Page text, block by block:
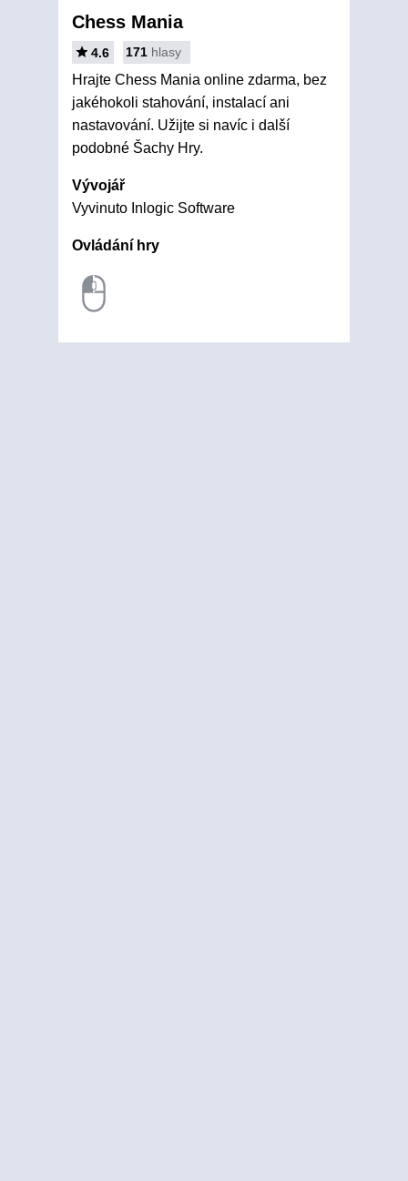
Chess Mania
4.6 171 hlasy
Hrajte Chess Mania online zdarma, bez
jakéhokoli stahování, instalací ani
nastavování. Užijte si navíc i další
podobné Šachy Hry.
Vývojář
Vyvinuto Inlogic Software
Ovládání hry